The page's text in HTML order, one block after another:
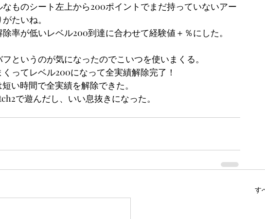
ものシート左上から200ポイントでまだ持っていないアー
たいね。
率が低いレベル200到達に合わせて経験値＋％にした。
というのが気になったのでこいつを使いまくる。
ってレベル200になって全実績解除完了！
い時間で全実績を解除できた。
で遊んだし、いい息抜きになった。
す